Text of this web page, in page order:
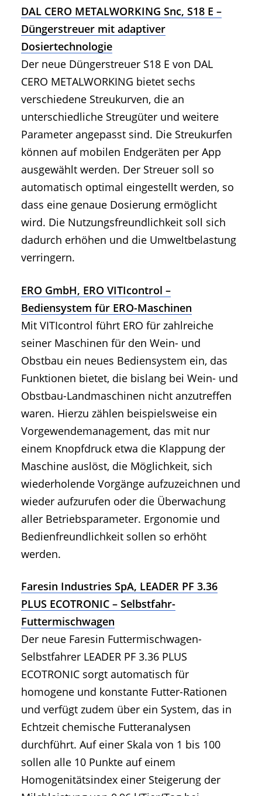
DAL CERO METALWORKING Snc, S18 E –
Düngerstreuer mit adaptiver
Dosiertechnologie
Der neue Düngerstreuer S18 E von DAL
CERO METALWORKING bietet sechs
verschiedene Streukurven, die an
unterschiedliche Streugüter und weitere
Parameter angepasst sind. Die Streukurfen
können auf mobilen Endgeräten per App
ausgewählt werden. Der Streuer soll so
automatisch optimal eingestellt werden, so
dass eine genaue Dosierung ermöglicht
wird. Die Nutzungsfreundlichkeit soll sich
dadurch erhöhen und die Umweltbelastung
verringern.
ERO GmbH, ERO VITIcontrol –
Bediensystem für ERO-Maschinen
Mit VITIcontrol führt ERO für zahlreiche
seiner Maschinen für den Wein- und
Obstbau ein neues Bediensystem ein, das
Funktionen bietet, die bislang bei Wein- und
Obstbau-Landmaschinen nicht anzutreffen
waren. Hierzu zählen beispielsweise ein
Vorgewendemanagement, das mit nur
einem Knopfdruck etwa die Klappung der
Maschine auslöst, die Möglichkeit, sich
wiederholende Vorgänge aufzuzeichnen und
wieder aufzurufen oder die Überwachung
aller Betriebsparameter. Ergonomie und
Bedienfreundlichkeit sollen so erhöht
werden.
Faresin Industries SpA, LEADER PF 3.36
PLUS ECOTRONIC – Selbstfahr-
Futtermischwagen
Der neue Faresin Futtermischwagen-
Selbstfahrer LEADER PF 3.36 PLUS
ECOTRONIC sorgt automatisch für
homogene und konstante Futter-Rationen
und verfügt zudem über ein System, das in
Echtzeit chemische Futteranalysen
durchführt. Auf einer Skala von 1 bis 100
sollen alle 10 Punkte auf einem
Homogenitätsindex einer Steigerung der